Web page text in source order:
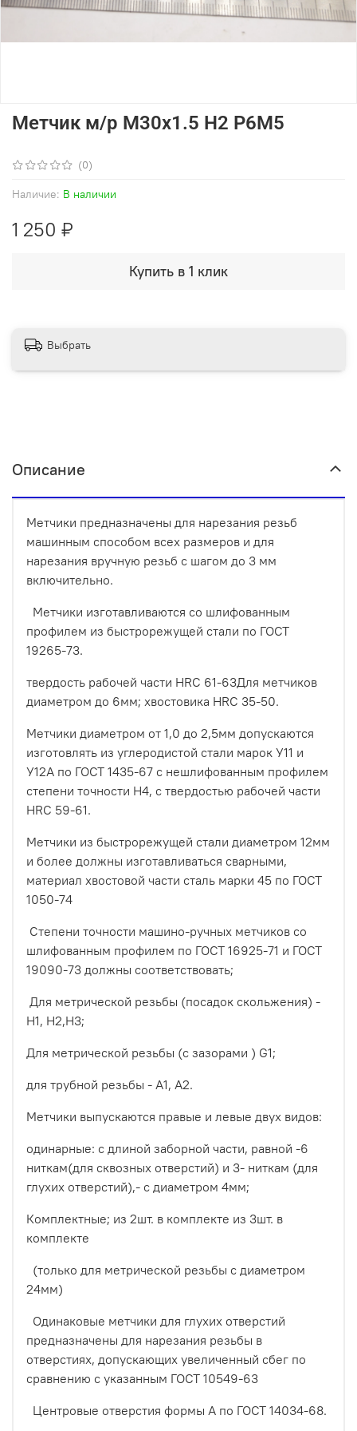
(0)
Наличие: В наличии
Метчик м/р М30х1.5 Н2 Р6М5
1 250 ₽
Купить в 1 клик
Выбрать
Описание
Метчики предназначены для нарезания резьб
машинным способом всех размеров и для
нарезания вручную резьб с шагом до 3 мм
включительно.
Метчики изготавливаются со шлифованным
профилем из быстрорежущей стали по ГОСТ
19265-73.
твердость рабочей части HRC 61-63Для метчиков
диаметром до 6мм; хвостовика HRC 35-50.
Метчики диаметром от 1,0 до 2,5мм допускаются
изготовлять из углеродистой стали марок У11 и
У12А по ГОСТ 1435-67 с нешлифованным профилем
степени точности Н4, с твердостью рабочей части
HRC 59-61.
Метчики из быстрорежущей стали диаметром 12мм
и более должны изготавливаться сварными,
материал хвостовой части сталь марки 45 по ГОСТ
1050-74
Степени точности машино-ручных метчиков со
шлифованным профилем по ГОСТ 16925-71 и ГОСТ
19090-73 должны соответствовать;
Для метрической резьбы (посадок скольжения) -
Н1, Н2,Н3;
Для метрической резьбы (с зазорами ) G1;
для трубной резьбы - А1, А2.
Метчики выпускаются правые и левые двух видов:
одинарные: с длиной заборной части, равной -6
ниткам(для сквозных отверстий) и 3- ниткам (для
глухих отверстий),- с диаметром 4мм;
Комплектные; из 2шт. в комплекте из 3шт. в
комплекте
(только для метрической резьбы с диаметром
24мм)
Одинаковые метчики для глухих отверстий
предназначены для нарезания резьбы в
отверстиях, допускающих увеличенный сбег по
сравнению с указанным ГОСТ 10549-63
Центровые отверстия формы А по ГОСТ 14034-68.